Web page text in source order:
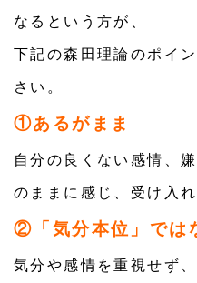
なるという方が、
下記の森田理論のポイ
さい。
①あるがまま
自分の良くない感情、
のままに感じ、受け入れ
②「気分本位」では
気分や感情を重視せず